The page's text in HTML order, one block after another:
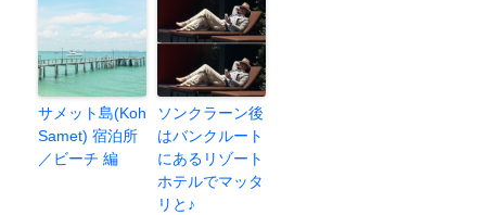
サメット島(Koh
Samet) 宿泊所
／ビーチ 編
ソンクラーン後
はバンクルート
にあるリゾート
ホテルでマッタ
リと♪